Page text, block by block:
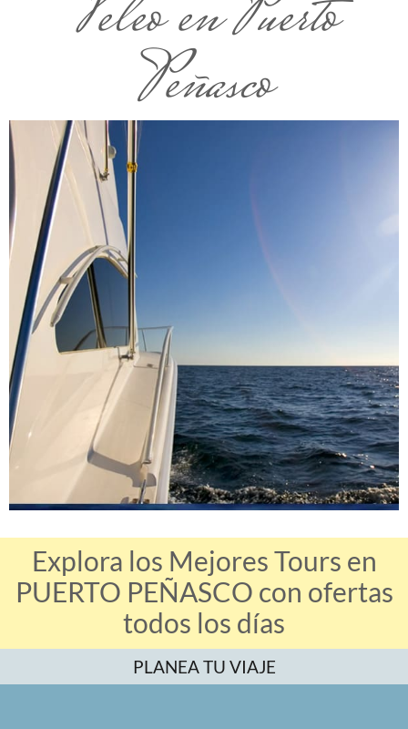
Veleo en Puerto
Peñasco
Explora los Mejores Tours en
PUERTO PEÑASCO con ofertas
todos los días
PLANEA TU VIAJE